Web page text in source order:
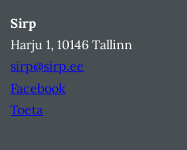
Sirp
Harju 1, 10146 Tallinn
sirp@sirp.ee
Facebook
Toeta